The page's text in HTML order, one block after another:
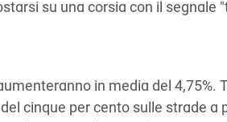
su una corsia con il segnale
in media del 4,75%.
cinque per cento sulle strade a